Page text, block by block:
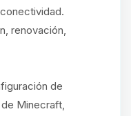
renovación,
de
Minecraft,